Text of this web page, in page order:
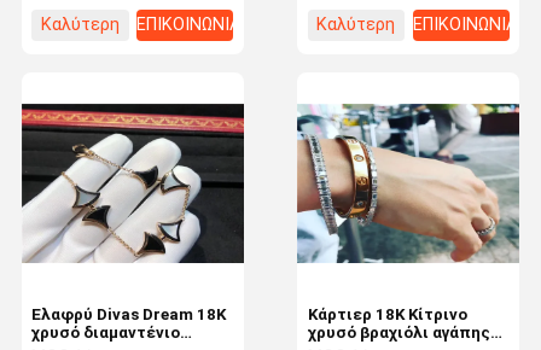
Καλύτερη
ΕΠΙΚΟΙΝΩΝΙΑ
Καλύτερη
ΕΠΙΚΟΙΝΩΝΙΑ
Κάρτιερ 18K Κίτρινο
χρυσό βραχιόλι αγάπης
Ελαφρύ Divas Dream 18K
χρυσό διαμαντένιο